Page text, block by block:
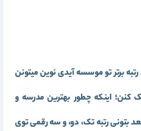
برتر تو موسسه آیدی نوین میتونن
کنن؛ اینکه چطور بهترین مدرسه و
بتونی رتبه تک، دو، و سه رقمی توی